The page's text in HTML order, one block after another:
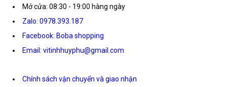
Mở cửa: 08:30 - 19:00 hàng ngày
Zalo: 0978.393.187
Facebook: Boba shopping
Email: vitinhhuyphu@gmail.com
Chính sách vận chuyển và giao nhận